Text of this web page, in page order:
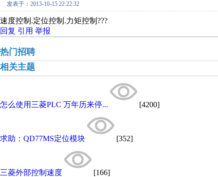
发表于：2013-10-15 22:22:32
速度控制.定位控制.力矩控制???
回复 引用 举报
热门招聘
相关主题
怎么使用三菱PLC 万年历来停... [4200]
求助：QD77MS定位模块 [352]
三菱外部控制速度 [166]